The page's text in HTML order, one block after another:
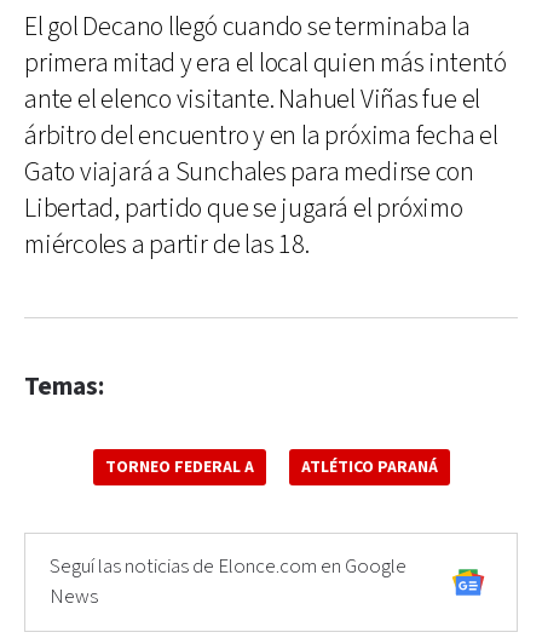
El gol Decano llegó cuando se terminaba la
primera mitad y era el local quien más intentó
ante el elenco visitante. Nahuel Viñas fue el
árbitro del encuentro y en la próxima fecha el
Gato viajará a Sunchales para medirse con
Libertad, partido que se jugará el próximo
miércoles a partir de las 18.
Temas:
TORNEO FEDERAL A ATLÉTICO PARANÁ
Seguí las noticias de Elonce.com en Google
News